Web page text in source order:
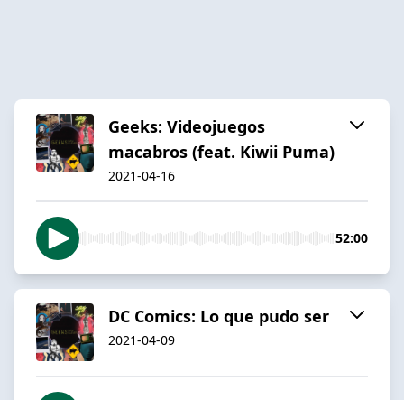
Geeks: Videojuegos
macabros (feat. Kiwii Puma)
2021-04-16
52:00
DC Comics: Lo que pudo ser
2021-04-09